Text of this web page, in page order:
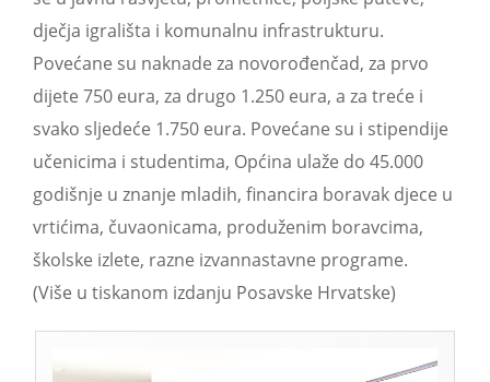
dječja igrališta i komunalnu infrastrukturu.
Povećane su naknade za novorođenčad, za prvo
dijete 750 eura, za drugo 1.250 eura, a za treće i
svako sljedeće 1.750 eura. Povećane su i stipendije
učenicima i studentima, Općina ulaže do 45.000
godišnje u znanje mladih, financira boravak djece u
vrtićima, čuvaonicama, produženim boravcima,
školske izlete, razne izvannastavne programe.
(Više u tiskanom izdanju Posavske Hrvatske)